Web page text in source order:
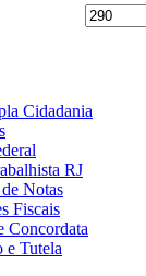
Cidadania
RJ
Notas
Fiscais
Concordata
e Tutela